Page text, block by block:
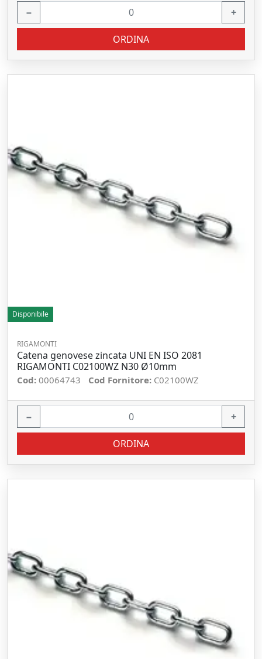
− +
ORDINA
Disponibile
RIGAMONTI
Catena genovese zincata UNI EN ISO 2081
RIGAMONTI C02100WZ N30 Ø10mm
Cod: 00064743 Cod Fornitore: C02100WZ
− +
ORDINA